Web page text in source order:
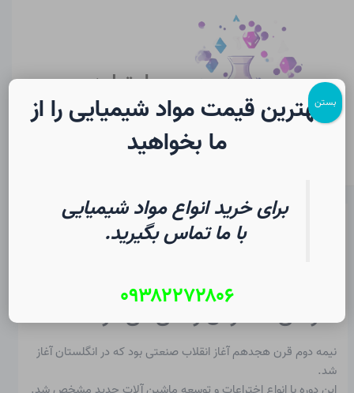
سایت لرن
شیمی
جان دالتون در شیمی
۱. زمانی که در آن زندگی می کرد
نیمه دوم قرن هجدهم آغاز انقلاب صنعتی بود که در انگلستان آغاز
شد.
بهترین قیمت مواد شیمیایی را از
ما بخواهید
برای خرید انواع مواد شیمیایی
با ما تماس بگیرید.
۰۹۳۸۲۲۷۲۸۰۶
بستن